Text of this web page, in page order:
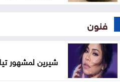
فنون
شيرين لمشهور